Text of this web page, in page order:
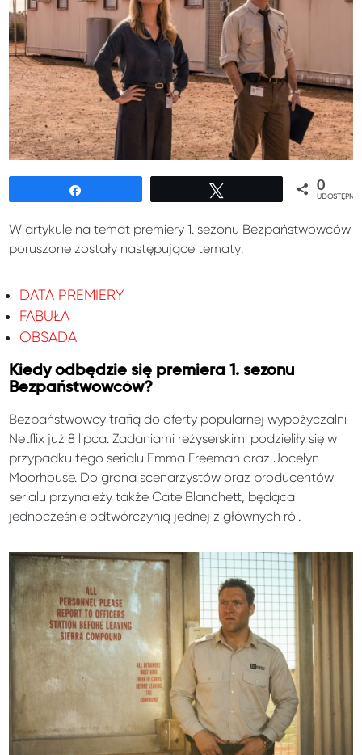
0
W artykule na temat premiery 1. sezonu Bezpaństwowców
poruszone zostały następujące tematy:
DATA PREMIERY
FABUŁA
OBSADA
Kiedy odbędzie się premiera 1. sezonu
Bezpaństwowców?
Bezpaństwowcy trafią do oferty popularnej wypożyczalni
Netflix już 8 lipca. Zadaniami reżyserskimi podzieliły się w
przypadku tego serialu Emma Freeman oraz Jocelyn
Moorhouse. Do grona scenarzystów oraz producentów
serialu przynależy także Cate Blanchett, będąca
jednocześnie odtwórczynią jednej z głównych ról.